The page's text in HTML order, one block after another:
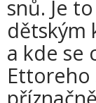
snů. Je
dětským
a kde se
Ettoreho